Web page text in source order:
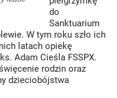
do
Sanktuarium
W tym roku szło ich
latach opiekę
Adam Cieśla FSSPX.
rodzin oraz
dzieciobójstwa